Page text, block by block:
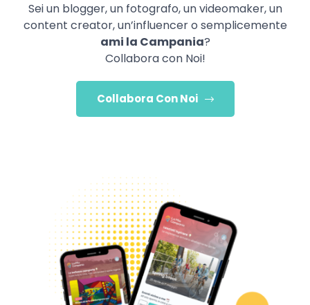
Sei un blogger, un fotografo, un videomaker, un
content creator, un’influencer o semplicemente
ami la Campania?
Collabora con Noi!
Collabora Con Noi